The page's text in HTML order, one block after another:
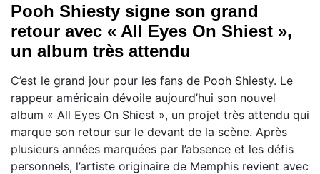
Pooh Shiesty signe son grand
retour avec « All Eyes On Shiest »,
un album très attendu
C’est le grand jour pour les fans de Pooh Shiesty. Le
rappeur américain dévoile aujourd’hui son nouvel
album « All Eyes On Shiest », un projet très attendu qui
marque son retour sur le devant de la scène. Après
plusieurs années marquées par l’absence et les défis
personnels, l’artiste originaire de Memphis revient avec